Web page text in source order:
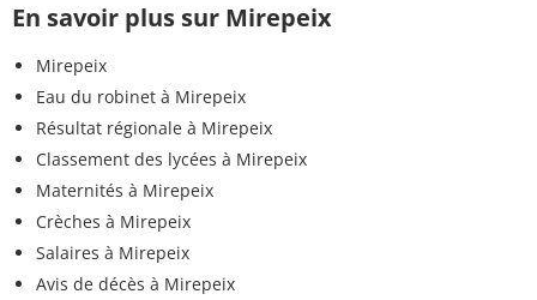
En savoir plus sur Mirepeix
Mirepeix
Eau du robinet à Mirepeix
Résultat régionale à Mirepeix
Classement des lycées à Mirepeix
Maternités à Mirepeix
Crèches à Mirepeix
Salaires à Mirepeix
Avis de décès à Mirepeix